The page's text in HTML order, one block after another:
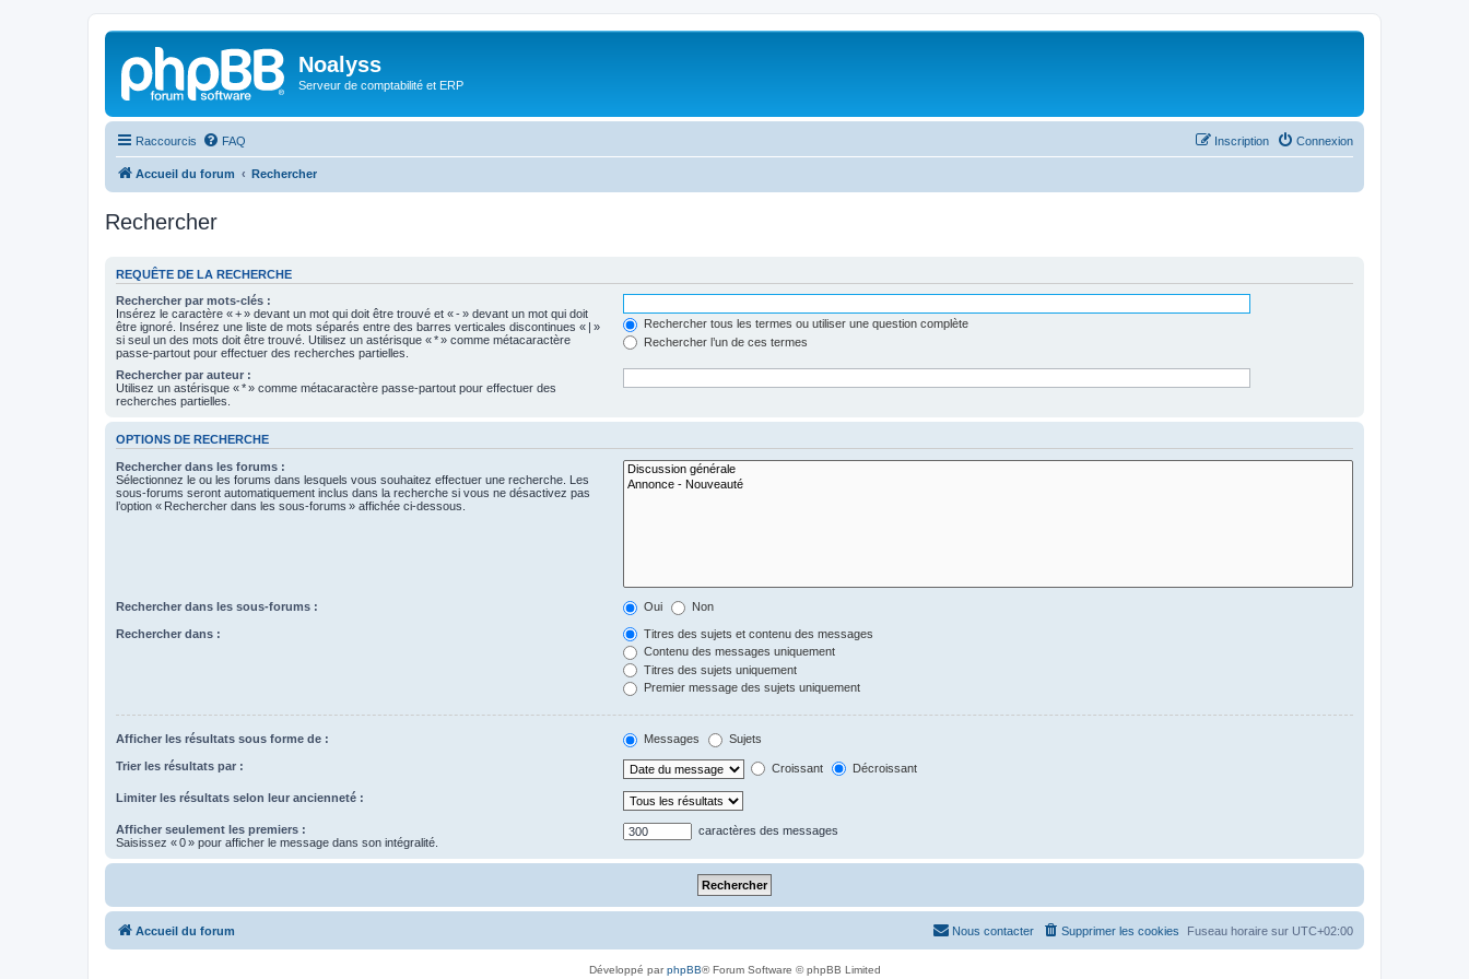
Noalyss
Serveur de comptabilité et ERP
Raccourcis FAQ Connexion
Inscription
Accueil du forum Rechercher
Rechercher
REQUÊTE DE LA RECHERCHE
Rechercher par mots-clés :
Insérez le caractère « + » devant un mot qui doit être trouvé et « - » devant un mot qui doit
être ignoré. Insérez une liste de mots séparés entre des barres verticales discontinues « | »
si seul un des mots doit être trouvé. Utilisez un astérisque « * » comme métacaractère
passe-partout pour effectuer des recherches partielles.
Rechercher tous les termes ou utiliser une question complète
Rechercher l’un de ces termes
Rechercher par auteur :
Utilisez un astérisque « * » comme métacaractère passe-partout pour effectuer des
recherches partielles.
OPTIONS DE RECHERCHE
Rechercher dans les forums :
Sélectionnez le ou les forums dans lesquels vous souhaitez effectuer une recherche. Les
sous-forums seront automatiquement inclus dans la recherche si vous ne désactivez pas
l’option « Rechercher dans les sous-forums » affichée ci-dessous.
Rechercher dans les sous-forums : Oui Non
Rechercher dans :
Titres des sujets et contenu des messages
Contenu des messages uniquement
Titres des sujets uniquement
Premier message des sujets uniquement
Afficher les résultats sous forme de : Messages Sujets
Trier les résultats par : Croissant Décroissant
Limiter les résultats selon leur ancienneté :
Afficher seulement les premiers :
Saisissez « 0 » pour afficher le message dans son intégralité.
caractères des messages
Accueil du forum Fuseau horaire sur UTC+02:00
Supprimer les cookies
Nous contacter
Développé parphpBB® Forum Software © phpBB Limited